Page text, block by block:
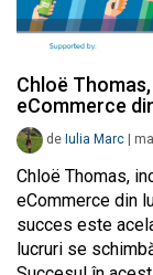
Chloë
eCommerce
de Iulia Marc
Chloë Thomas,
eCommerce din
succes este
lucruri se